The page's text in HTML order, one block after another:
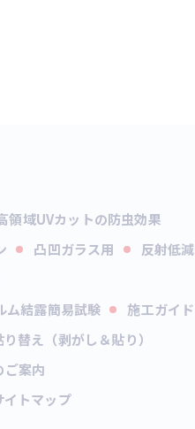
領域UVカットの防虫効果
凸凹ガラス用
反射低減
ム結露簡易試験
施工ガイド
り替え（剥がし＆貼り）
ご案内
イトマップ